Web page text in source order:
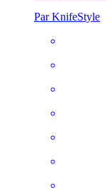
Par KnifeStyle